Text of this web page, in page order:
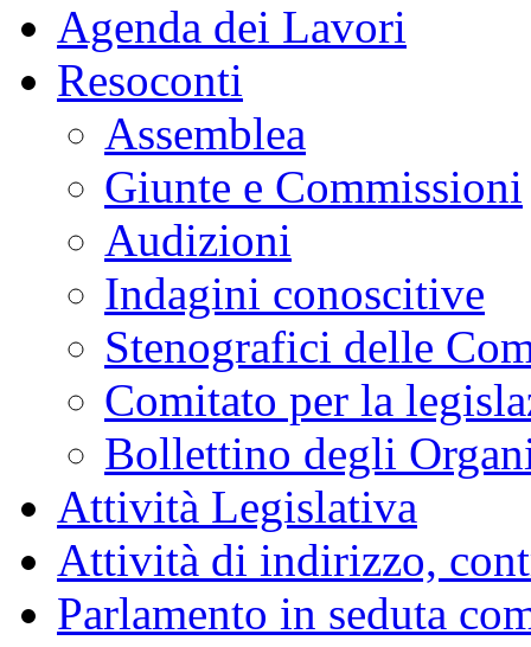
Agenda dei Lavori
Resoconti
Assemblea
Giunte e Commissioni
Audizioni
Indagini conoscitive
Stenografici delle
Comitato per la
Bollettino degli
Attività Legislativa
Attività di indirizzo,
Parlamento in seduta